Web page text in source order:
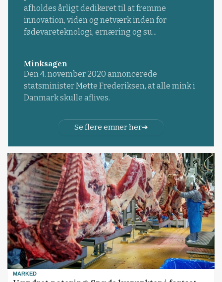
afholdes årligt dedikeret til at fremme
innovation, viden og netværk inden for
fødevareteknologi, ernæring og su...
Minksagen
Den 4. november 2020 annoncerede
statsminister Mette Frederiksen, at alle mink i
Danmark skulle aflives.
Se flere emner her
MARKED